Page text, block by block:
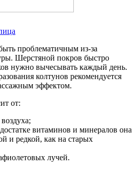
проблематичным из-за
Шерстяной покров быстро
нужно вычесывать каждый день.
колтунов рекомендуется
эффектом.
от:
витаминов и минералов она
и редкой, как на старых
лучей.